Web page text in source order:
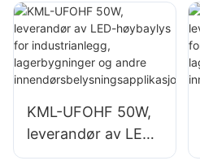
som industrielle
fabrikkbygninger
og lagerbygninger.
KML-UFOHF 50W,
leverandør av LED-
høybaylys for